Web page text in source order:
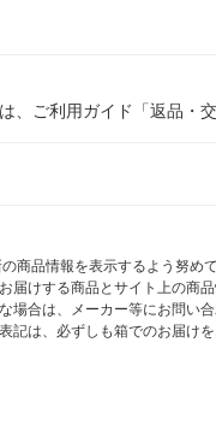
、ご利用ガイド「返品・
商品情報を表示するよう努
届けする商品とサイト上の商
合は、メーカー等にお問い合
記は、必ずしも箱でのお届け